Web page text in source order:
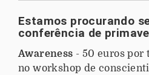
Estamos procurando
conferência de
Awareness - 50 euros por
no workshop de